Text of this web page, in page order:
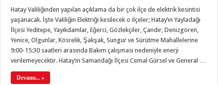
Hatay Valiliğinden yapılan açıklama da bir çok ilçe de elektrik kesintisi
yaşanacak. İşte Valiliğin Elektriği kesilecek o ilçeler; Hatay’ın Yayladağı
İlçesi Yeditepe, Yayıkdamlar, Eğerci, Gözlekçiler, Çandır, Denizgören,
Yenice, Olgunlar, Kösrelik, Şakşak, Sungur ve Sürütme Mahallelerine
9:00-15:30 saatleri arasında Bakım çalışması nedeniyle enerji
verilemeyecektir. Hatay’ın Samandağı İlçesi Cemal Gürsel ve General …
Devamı... »